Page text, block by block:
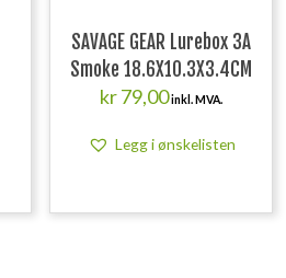
SAVAGE GEAR Lurebox 3A
Smoke 18.6X10.3X3.4CM
kr79,00inkl. MVA.
Legg i ønskelisten